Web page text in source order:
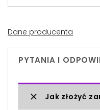
Dane producenta
PYTANIA I
Jak złożyć